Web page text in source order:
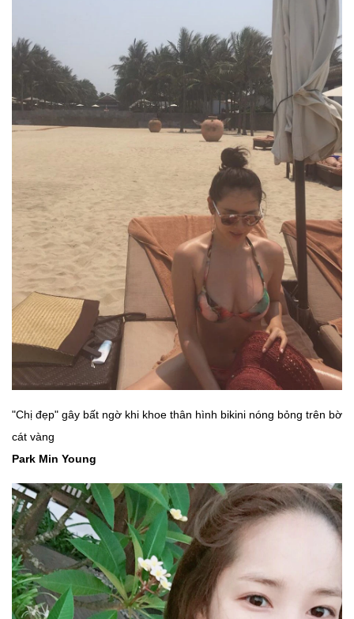
"Chị đẹp" gây bất ngờ khi khoe thân hình bikini nóng bỏng trên bờ
cát vàng
Park Min Young